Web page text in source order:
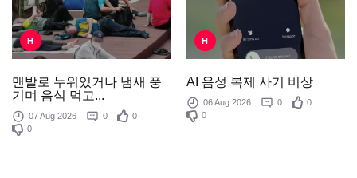
H
맨발로 누워있거나 냄새 풍
기며 음식 먹고...
07 Aug 2026 0
0
0
H
AI 음성 복제 사기 비상
06 Aug 2026 0
0
0